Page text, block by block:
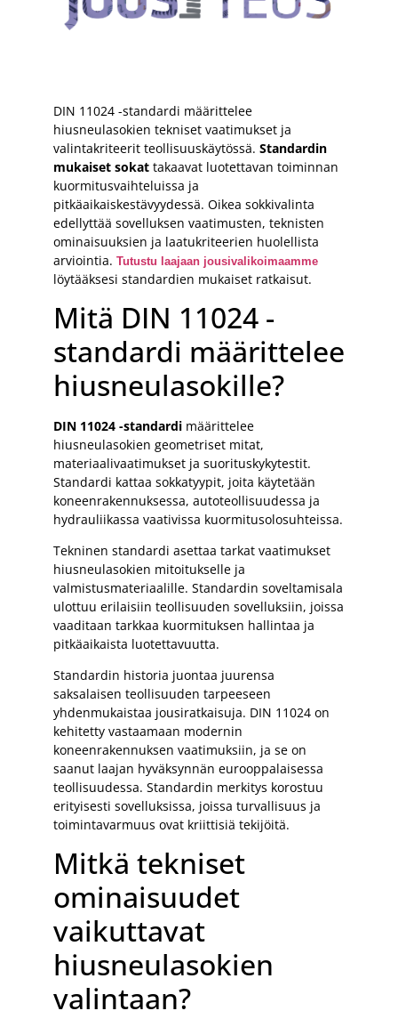
DIN 11024 -standardi määrittelee
hiusneulasokien tekniset vaatimukset ja
valintakriteerit teollisuuskäytössä. Standardin
mukaiset sokat takaavat luotettavan toiminnan
kuormitusvaihteluissa ja
pitkäaikaiskestävyydessä. Oikea sokkivalinta
edellyttää sovelluksen vaatimusten, teknisten
ominaisuuksien ja laatukriteerien huolellista
arviointia. Tutustu laajaan jousivalikoimaamme
löytääksesi standardien mukaiset ratkaisut.
Mitä DIN 11024 -
standardi määrittelee
hiusneulasokille?
DIN 11024 -standardi määrittelee
hiusneulasokien geometriset mitat,
materiaalivaatimukset ja suorituskykytestit.
Standardi kattaa sokkatyypit, joita käytetään
koneenrakennuksessa, autoteollisuudessa ja
hydrauliikassa vaativissa kuormitusolosuhteissa.
Tekninen standardi asettaa tarkat vaatimukset
hiusneulasokien mitoitukselle ja
valmistusmateriaalille. Standardin soveltamisala
ulottuu erilaisiin teollisuuden sovelluksiin, joissa
vaaditaan tarkkaa kuormituksen hallintaa ja
pitkäaikaista luotettavuutta.
Standardin historia juontaa juurensa
saksalaisen teollisuuden tarpeeseen
yhdenmukaistaa jousiratkaisuja. DIN 11024 on
kehitetty vastaamaan modernin
koneenrakennuksen vaatimuksiin, ja se on
saanut laajan hyväksynnän eurooppalaisessa
teollisuudessa. Standardin merkitys korostuu
erityisesti sovelluksissa, joissa turvallisuus ja
toimintavarmuus ovat kriittisiä tekijöitä.
Mitkä tekniset
ominaisuudet
vaikuttavat
hiusneulasokien
valintaan?